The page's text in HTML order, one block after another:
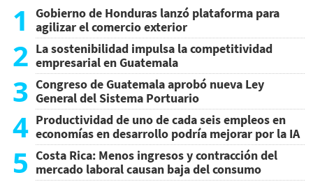
1
Gobierno de Honduras lanzó plataforma para
agilizar el comercio exterior
2 La sostenibilidad impulsa la competitividad
empresarial en Guatemala
3 Congreso de Guatemala aprobó nueva Ley
General del Sistema Portuario
4 Productividad de uno de cada seis empleos en
economías en desarrollo podría mejorar por la IA
5 Costa Rica: Menos ingresos y contracción del
mercado laboral causan baja del consumo